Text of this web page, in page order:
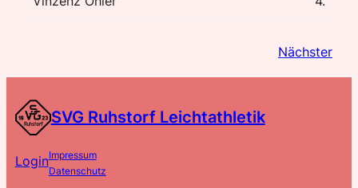
Nächster
SVG Ruhstorf Leichtathletik
LoginImpressum
Datenschutz